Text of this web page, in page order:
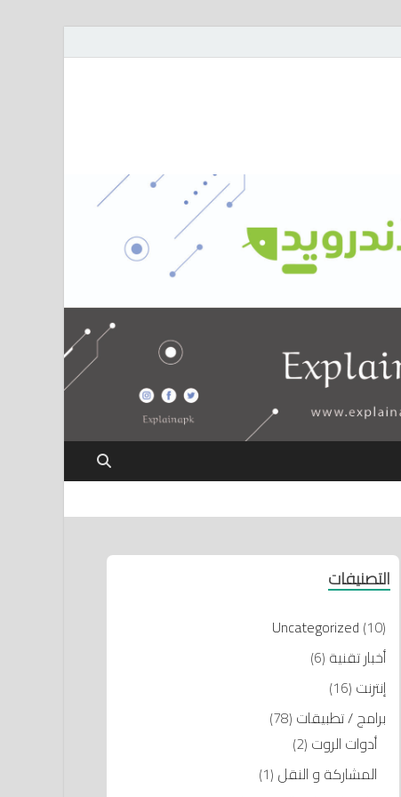
التصنيفات
Uncategorized (10)
أخبار تقنية (6)
إنترنت (16)
برامج / تطبيقات (78)
أدوات الروت (2)
المشاركة و النقل (1)